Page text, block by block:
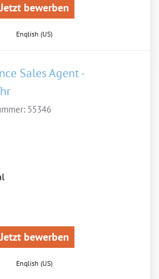
Jetzt bewerben
English (US)
Sales Agent -
55346
Jetzt bewerben
English (US)